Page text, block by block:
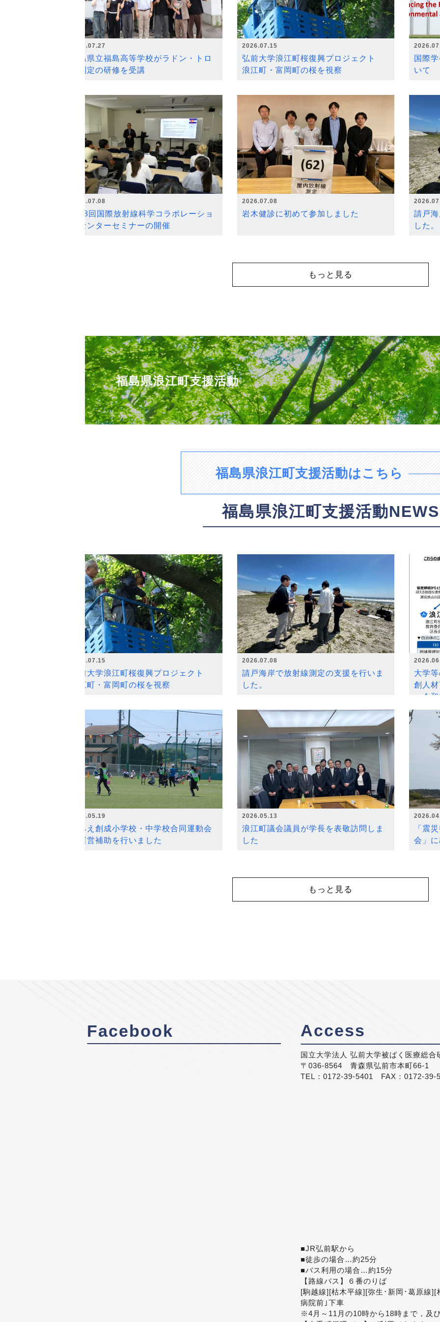
2026.07.27
福島県立福島高等学校がラドン・トロ
ン測定の研修を受講
2026.07.15
弘前大学浪江町桜復興プロジェクト
浪江町・富岡町の桜を視察
国際
いて
2026.07.08
第18回国際放射線科学コラボレーショ
ンセンターセミナーの開催
2026.07.08
岩木健診に初めて参加しました
請戸
した。
もっと見る
福島県浪江町支援活動
福島県浪江町支援活動はこちら
福島県浪江町支援活動NEWS
2026.07.15
弘前大学浪江町桜復興プロジェクト
浪江町・富岡町の桜を視察
2026.07.08
請戸海岸で放射線測定の支援を行いま
した。
大学
創人
～令
2026.05.19
なみえ創成小学校・中学校合同運動会
の運営補助を行いました
2026.05.13
浪江町議会議員が学長を表敬訪問しま
した
「震
会」
もっと見る
Facebook Access
国立大学法人 弘前大学被ばく医療総合
〒036-8564 青森県弘前市本町66-1
TEL：0172-39-5401 FAX：0172-39-
■JR弘前駅から
■徒歩の場合…約25分
■バス利用の場合…約15分
【路線バス】６番のりば
[駒越線][枯木平線][弥生･新岡･葛原線
病院前｣下車
※4月～11月の10時から18時まで，及